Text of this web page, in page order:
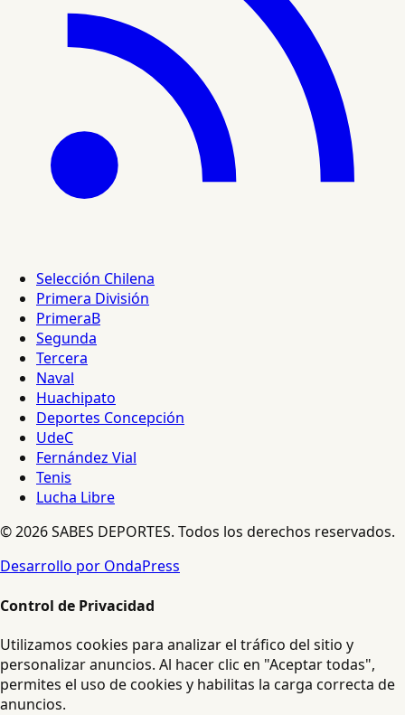
Selección Chilena
Primera División
PrimeraB
Segunda
Tercera
Naval
Huachipato
Deportes Concepción
UdeC
Fernández Vial
Tenis
Lucha Libre
© 2026 SABES DEPORTES. Todos los derechos reservados.
Desarrollo por OndaPress
Control de Privacidad
Utilizamos cookies para analizar el tráfico del sitio y
personalizar anuncios. Al hacer clic en "Aceptar todas",
permites el uso de cookies y habilitas la carga correcta de
anuncios.